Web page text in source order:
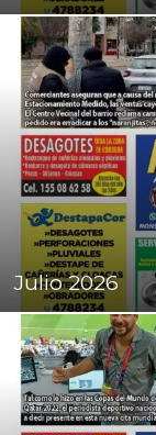
Julio 2026